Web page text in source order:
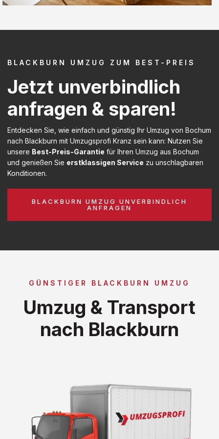
BLACKBURN UMZUG ZUM BEST-PREIS
Jetzt unverbindlich
anfragen & sparen!
Entdecken Sie, wie einfach und günstig Ihr Umzug von Bochum
nach Blackburn mit Umzugsprofi Kranz sein kann: Nutzen Sie
unsere Best-Preis-Garantie für Ihren Umzug aus Bochum
und genießen Sie erstklassigen Service zu unschlagbaren
Konditionen.
BLACKBURN UMZUG UNVERBINDLICH
ANFRAGEN
GÜNSTIGER BLACKBURN UMZUG
Umzug & Transport
nach Blackburn